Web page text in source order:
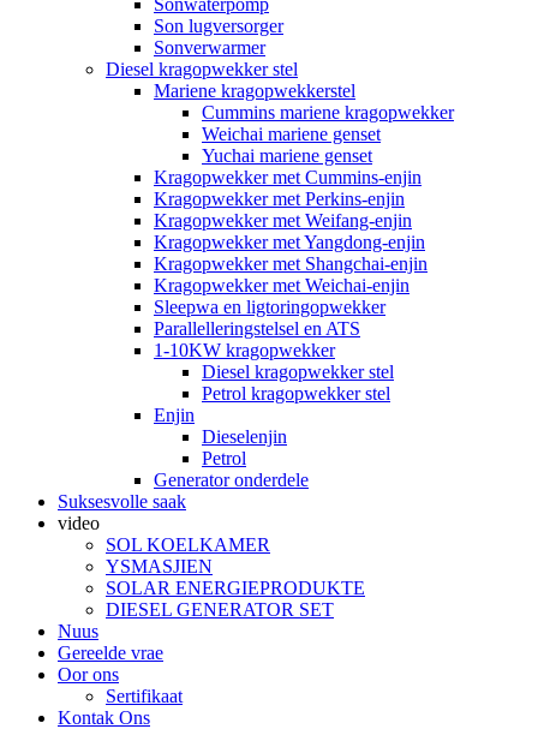
Sonwaterpomp
Son lugversorger
Sonverwarmer
Diesel kragopwekker stel
Mariene kragopwekkerstel
Cummins mariene kragopwekker
Weichai mariene genset
Yuchai mariene genset
Kragopwekker met Cummins-enjin
Kragopwekker met Perkins-enjin
Kragopwekker met Weifang-enjin
Kragopwekker met Yangdong-enjin
Kragopwekker met Shangchai-enjin
Kragopwekker met Weichai-enjin
Sleepwa en ligtoringopwekker
Parallelleringstelsel en ATS
1-10KW kragopwekker
Diesel kragopwekker stel
Petrol kragopwekker stel
Enjin
Dieselenjin
Petrol
Generator onderdele
Suksesvolle saak
video
SOL KOELKAMER
YSMASJIEN
SOLAR ENERGIEPRODUKTE
DIESEL GENERATOR SET
Nuus
Gereelde vrae
Oor ons
Sertifikaat
Kontak Ons